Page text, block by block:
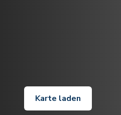
Karte laden